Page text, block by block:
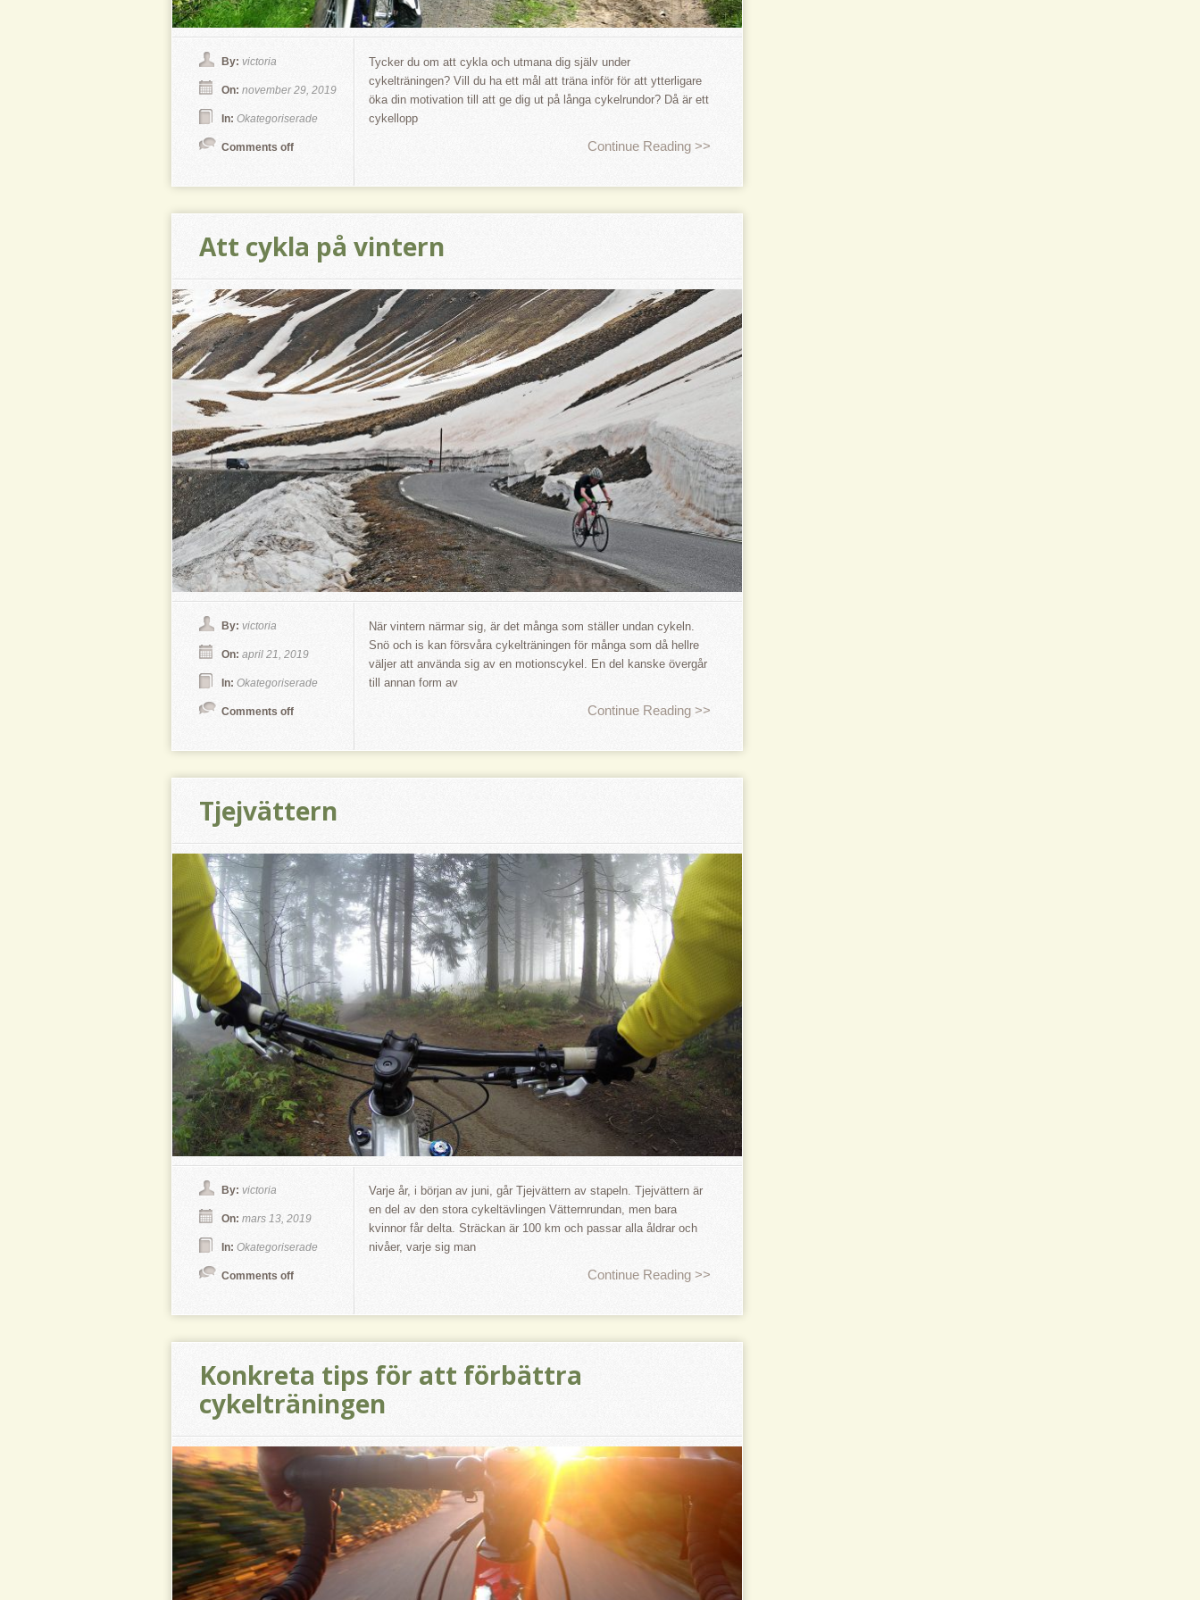
By: victoria
On: november 29, 2019
In: Okategoriserade
Comments off
Tycker du om att cykla och utmana dig själv under
cykelträningen? Vill du ha ett mål att träna inför för att ytterligare
öka din motivation till att ge dig ut på långa cykelrundor? Då är ett
cykellopp
Continue Reading >>
Att cykla på vintern
By: victoria
On: april 21, 2019
In: Okategoriserade
Comments off
När vintern närmar sig, är det många som ställer undan cykeln.
Snö och is kan försvåra cykelträningen för många som då hellre
väljer att använda sig av en motionscykel. En del kanske övergår
till annan form av
Continue Reading >>
Tjejvättern
By: victoria
On: mars 13, 2019
In: Okategoriserade
Comments off
Varje år, i början av juni, går Tjejvättern av stapeln. Tjejvättern är
en del av den stora cykeltävlingen Vätternrundan, men bara
kvinnor får delta. Sträckan är 100 km och passar alla åldrar och
nivåer, varje sig man
Continue Reading >>
Konkreta tips för att förbättra
cykelträningen